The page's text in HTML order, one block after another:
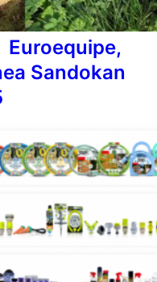
Euroequipe,
Sandokan